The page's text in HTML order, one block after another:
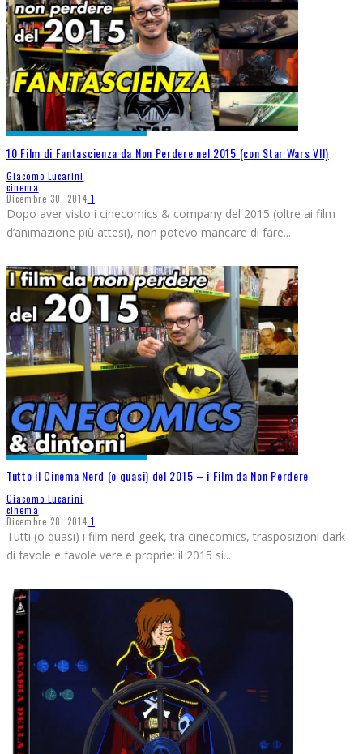
10 Film di Fantascienza da Non Perdere nel 2015 (con Star Wars VII)
Giacomo Lucarini
cinema
Dicembre 30, 2014 1
Dopo aver visto i cinecomics & company del 2015 (oltre ai film
d’animazione più attesi), non potevo mancare di fare...
Tutto il Cinema Nerd (o quasi) del 2015 – i Film da Non Perdere
Giacomo Lucarini
cinema
Dicembre 28, 2014 1
Tutti (o quasi) i film nerd-geek, tra cinecomics, trasposizioni dark
di favole e favole vere e proprie: il 2015 si...